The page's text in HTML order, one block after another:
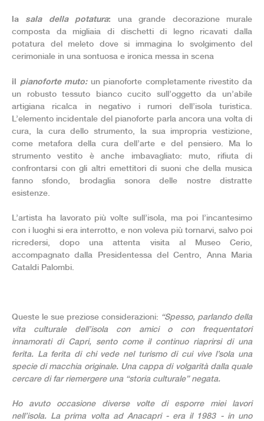
la sala della potatura:
una grande decorazione murale
composta da migliaia di dischetti di legno ricavati dalla
potatura del meleto dove si immagina lo svolgimento del
cerimoniale in una sontuosa e ironica messa in scena
il pianoforte muto: un pianoforte completamente rivestito da
un robusto tessuto bianco cucito sull’oggetto da un’abile
artigiana ricalca in negativo i rumori dell’isola turistica.
L’elemento incidentale del pianoforte parla ancora una volta di
cura, la cura dello strumento, la sua impropria vestizione,
come metafora della cura dell’arte e del pensiero. Ma lo
strumento vestito è anche imbavagliato: muto, rifiuta di
confrontarsi con gli altri emettitori di suoni che della musica
fanno sfondo, brodaglia sonora delle nostre distratte
esistenze.
L’artista ha lavorato più volte sull’isola, ma poi l’incantesimo
con i luoghi si era interrotto, e non voleva più tornarvi, salvo poi
ricredersi, dopo una attenta visita al Museo Cerio,
accompagnato dalla Presidentessa del Centro, Anna Maria
Cataldi Palombi.
Queste le sue preziose considerazioni: “Spesso, parlando della
vita culturale dell’isola con amici o con frequentatori
innamorati di Capri, sento come il continuo riaprirsi di una
ferita. La ferita di chi vede nel turismo di cui vive l’sola una
specie di macchia originale. Una cappa di volgarità dalla quale
cercare di far riemergere una “storia culturale” negata.
Ho avuto occasione diverse volte di esporre miei lavori
nell’isola. La prima volta ad Anacapri - era il 1983 - in uno